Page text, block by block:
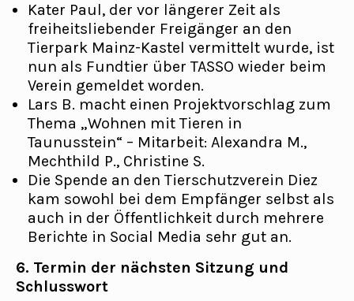
Kater Paul, der vor längerer Zeit als
freiheitsliebender Freigänger an den
Tierpark Mainz-Kastel vermittelt wurde, ist
nun als Fundtier über TASSO wieder beim
Verein gemeldet worden.
Lars B. macht einen Projektvorschlag zum
Thema „Wohnen mit Tieren in
Taunusstein“ – Mitarbeit: Alexandra M.,
Mechthild P., Christine S.
Die Spende an den Tierschutzverein Diez
kam sowohl bei dem Empfänger selbst als
auch in der Öffentlichkeit durch mehrere
Berichte in Social Media sehr gut an.
6. Termin der nächsten Sitzung und
Schlusswort